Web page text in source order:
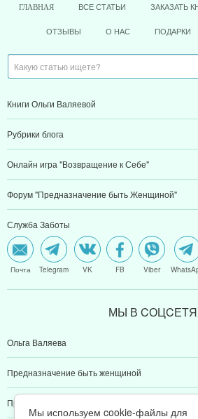
ГЛАВНАЯ ВСЕ СТАТЬИ ЗАКАЗАТЬ
ОТЗЫВЫ О НАС ПОДАРКИ
Книги Ольги Валяевой
Рубрики блога
Онлайн игра "Возвращение к Себе"
Форум "Предназначение быть Женщиной"
Служба Заботы
Почта Telegram VK FB Viber
МЫ В
Ольга Валяева
Предназначение быть женщиной
Предназначение быть мамой
Мы используем cookie-файлы для